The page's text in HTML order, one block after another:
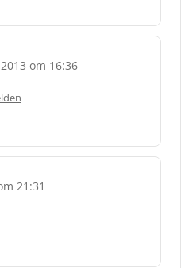
om 16:36
21:31